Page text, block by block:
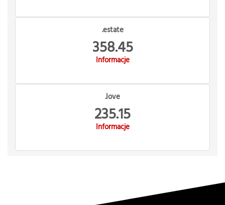
.estate
358.45
Informacje
.love
235.15
Informacje